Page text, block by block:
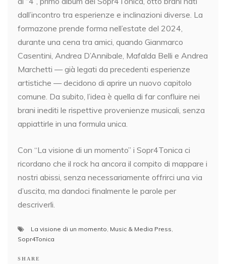
dall’incontro tra esperienze e inclinazioni diverse. La
formazone prende forma nell’estate del 2024,
durante una cena tra amici, quando Gianmarco
Casentini, Andrea D’Annibale, Mafalda Belli e Andrea
Marchetti — già legati da precedenti esperienze
artistiche — decidono di aprire un nuovo capitolo
comune. Da subito, l’idea è quella di far confluire nei
brani inediti le rispettive provenienze musicali, senza
appiattirle in una formula unica.
Con “La visione di un momento” i Sopr4Tonica ci
ricordano che il rock ha ancora il compito di mappare i
nostri abissi, senza necessariamente offrirci una via
d’uscita, ma dandoci finalmente le parole per
descriverli.
La visione di un momento Music & Media Press
Sopr4Tonica
SHARE